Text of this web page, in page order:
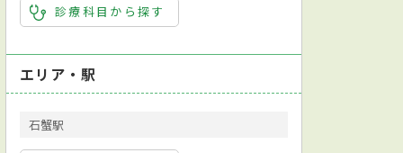
診療科目から探す
エリア・駅
石蟹駅